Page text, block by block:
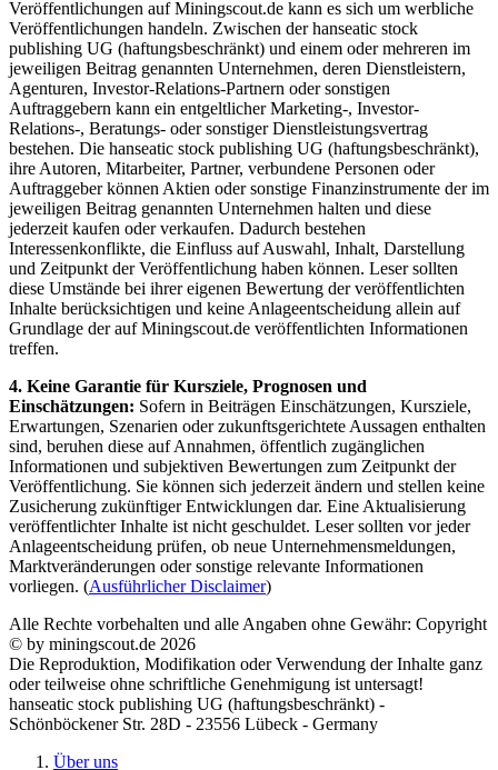
Veröffentlichungen auf Miningscout.de kann es sich um werbliche
Veröffentlichungen handeln. Zwischen der hanseatic stock
publishing UG (haftungsbeschränkt) und einem oder mehreren im
jeweiligen Beitrag genannten Unternehmen, deren Dienstleistern,
Agenturen, Investor-Relations-Partnern oder sonstigen
Auftraggebern kann ein entgeltlicher Marketing-, Investor-
Relations-, Beratungs- oder sonstiger Dienstleistungsvertrag
bestehen. Die hanseatic stock publishing UG (haftungsbeschränkt),
ihre Autoren, Mitarbeiter, Partner, verbundene Personen oder
Auftraggeber können Aktien oder sonstige Finanzinstrumente der im
jeweiligen Beitrag genannten Unternehmen halten und diese
jederzeit kaufen oder verkaufen. Dadurch bestehen
Interessenkonflikte, die Einfluss auf Auswahl, Inhalt, Darstellung
und Zeitpunkt der Veröffentlichung haben können. Leser sollten
diese Umstände bei ihrer eigenen Bewertung der veröffentlichten
Inhalte berücksichtigen und keine Anlageentscheidung allein auf
Grundlage der auf Miningscout.de veröffentlichten Informationen
treffen.
4. Keine Garantie für Kursziele, Prognosen und
Einschätzungen: Sofern in Beiträgen Einschätzungen, Kursziele,
Erwartungen, Szenarien oder zukunftsgerichtete Aussagen enthalten
sind, beruhen diese auf Annahmen, öffentlich zugänglichen
Informationen und subjektiven Bewertungen zum Zeitpunkt der
Veröffentlichung. Sie können sich jederzeit ändern und stellen keine
Zusicherung zukünftiger Entwicklungen dar. Eine Aktualisierung
veröffentlichter Inhalte ist nicht geschuldet. Leser sollten vor jeder
Anlageentscheidung prüfen, ob neue Unternehmensmeldungen,
Marktveränderungen oder sonstige relevante Informationen
vorliegen. (Ausführlicher Disclaimer)
Alle Rechte vorbehalten und alle Angaben ohne Gewähr: Copyright
© by miningscout.de 2026
Die Reproduktion, Modifikation oder Verwendung der Inhalte ganz
oder teilweise ohne schriftliche Genehmigung ist untersagt!
hanseatic stock publishing UG (haftungsbeschränkt) -
Schönböckener Str. 28D - 23556 Lübeck - Germany
Über uns